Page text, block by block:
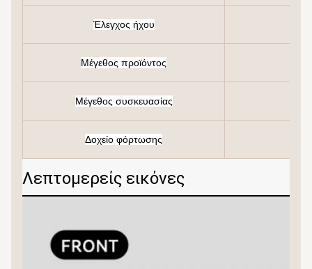
Έλεγχος ήχου
Μέγεθος προϊόντος
Μέγεθος συσκευασίας
Δοχείο φόρτωσης
Λεπτομερείς εικόνες